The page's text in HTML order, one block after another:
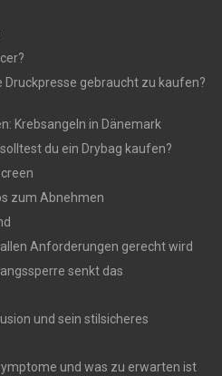
Druckpresse gebraucht zu kaufen?
Krebsangeln in Dänemark
du ein Drybag kaufen?
zum Abnehmen
Anforderungen gerecht wird
senkt das
und sein stilsicheres
und was zu erwarten ist